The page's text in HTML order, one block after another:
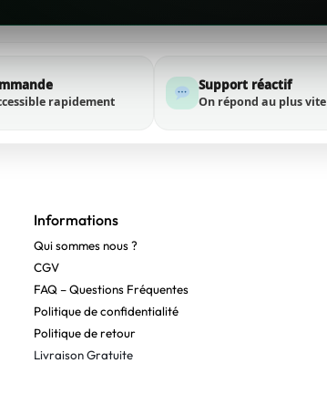
rapidement
Support réactif
On répond au plus vite
Informations
Qui sommes nous ?
CGV
FAQ – Questions Fréquentes
Politique de confidentialité
Politique de retour
Livraison Gratuite